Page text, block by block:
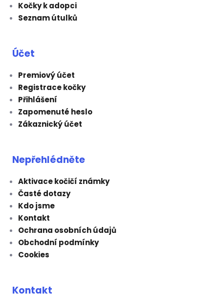
Kočky k adopci
Seznam útulků
Účet
Premiový účet
Registrace kočky
Přihlášení
Zapomenuté heslo
Zákaznický účet
Nepřehlédněte
Aktivace kočičí známky
Časté dotazy
Kdo jsme
Kontakt
Ochrana osobních údajů
Obchodní podmínky
Cookies
Kontakt